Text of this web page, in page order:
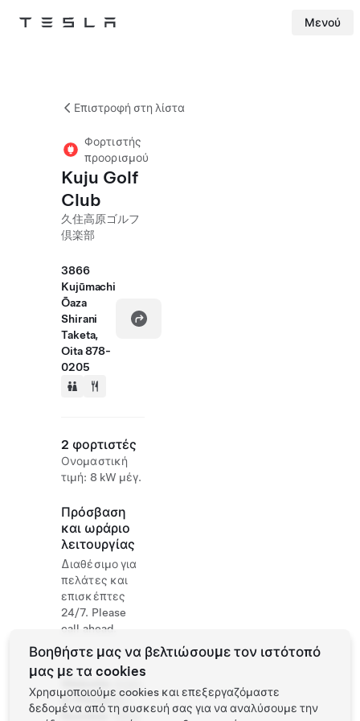
Tesla Μενού
Επιστροφή στη λίστα
Φορτιστής
προορισμού
Kuju Golf
Club
久住高原ゴルフ
倶楽部
3866
Kujūmachi
Ōaza
Shirani
Taketa,
Oita 878-
0205
2 φορτιστές
Ονομαστική
τιμή: 8 kW μέγ.
Πρόσβαση
και ωράριο
λειτουργίας
Διαθέσιμο για
πελάτες και
επισκέπτες
24/7. Please
call ahead.
Website
& Phone
Number
67-
5910
Βοηθήστε μας να βελτιώσουμε τον ιστότοπό
μας με τα cookies
Χρησιμοποιούμε cookies και επεξεργαζόμαστε
δεδομένα από τη συσκευή σας για να αναλύσουμε την